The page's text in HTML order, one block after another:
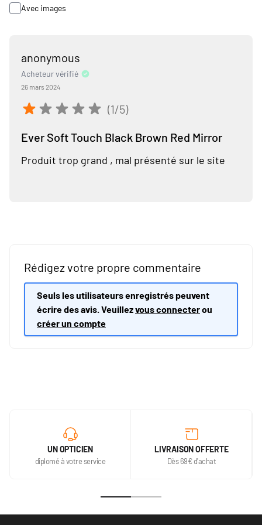
Avec images
anonymous
Acheteur vérifié
26 mars 2024
(1/5)
Ever Soft Touch Black Brown Red Mirror
Produit trop grand , mal présenté sur le site
Rédigez votre propre commentaire
Seuls les utilisateurs enregistrés peuvent
écrire des avis. Veuillezvous connecterou
créer un compte
UN OPTICIEN
diplomé à votre service
LIVRAISON OFFERTE
Dès 69€ d'achat